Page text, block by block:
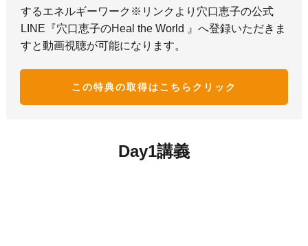
するエネルギーワーク※リンクより穴口恵子の公式
LINE『穴口恵子のHeal the World 』へ登録いただきま
すと動画視聴が可能になります。
この特典の取得はこち らクリック
Day1講義